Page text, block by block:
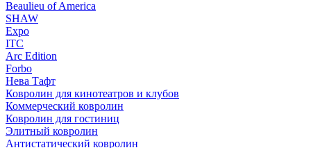
Beaulieu of America
SHAW
Expo
ITC
Arc Edition
Forbo
Нева Тафт
Ковролин для кинотеатров и клубов
Коммерческий ковролин
Ковролин для гостиниц
Элитный ковролин
Антистатический ковролин